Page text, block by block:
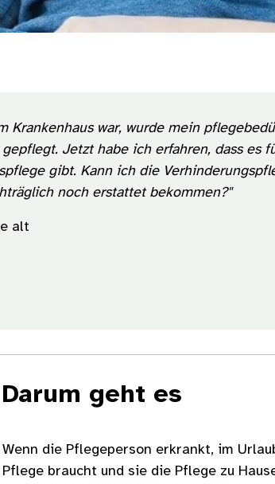
Krankenhaus war, wurde mein
Jetzt habe ich erfahren, dass es
gibt. Kann ich die
noch erstattet bekommen?"
alt
Darum geht es
Wenn die Pflegeperson erkrankt, im
Pflege braucht und sie die Pflege zu